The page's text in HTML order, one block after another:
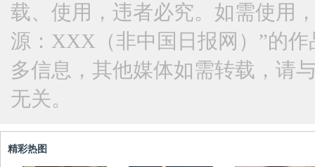
载、使用，违者必究。如需使用
源：XXX（非中国日报网）”的
多信息，其他媒体如需转载，请
无关。
精彩热图